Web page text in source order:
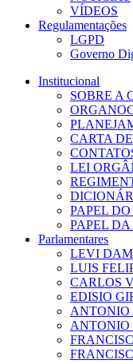
VÍDEOS
Regulamentações
LGPD
Governo
Institucional
SOBRE A
CARTA
LEI
PAPEL
PAPEL
Parlamentares
LEVI
LUIS
CARLOS
EDISIO
ANTONIO
ANTONIO